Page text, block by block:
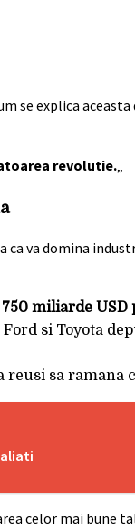
se explica
revolutie.„
va domina
750 miliarde USD
si Toyota
reusi sa ramana
aliati
celor mai